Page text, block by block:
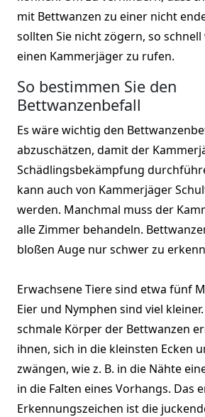
mit Bettwanzen zu einer nicht
sollten Sie nicht zögern, so
einen Kammerjäger zu rufen.
So bestimmen Sie den
Bettwanzenbefall
Es wäre wichtig den
abzuschätzen, damit der
Schädlingsbekämpfung
kann auch von Kammerjäger
werden. Manchmal muss der
alle Zimmer behandeln.
bloßen Auge nur schwer zu
Erwachsene Tiere sind etwa fünf
Eier und Nymphen sind viel
schmale Körper der Bettwanzen
ihnen, sich in die kleinsten Ecken
zwängen, wie z. B. in die Nähte
in die Falten eines Vorhangs. Das
Erkennungszeichen ist die